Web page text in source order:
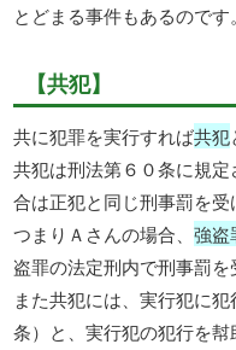
とどまる事件もあるのです。
【共犯】
共に犯罪を実行すれば共犯
共犯は刑法第６０条に規
合は正犯と同じ刑事罰を受
つまりＡさんの場合、強盗
盗罪の法定刑内で刑事罰を
また共犯には、実行犯に
条）と、実行犯の犯行を幇